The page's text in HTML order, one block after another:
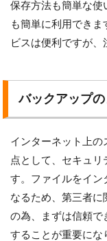
保存方法も簡単な使
も簡単に利用でき
ビスは便利ですが、
バックアップの
インターネット上
点として、セキュリ
す。ファイルをイン
なるため、第三者に
の為、まずは信頼で
することが重要にな